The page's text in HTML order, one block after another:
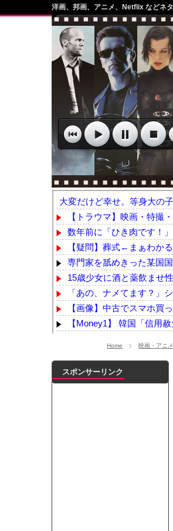
洋画、邦画、アニメ、Netflix などネ
大変だけど幸せ。等身大の子
【トラウマ】映画・特撮
数年前に「ひき肉です！
【疑問】葬式←まぁわか
専門家を舐めきった某国
15歳少女に酒と薬飲ませ
「あの、ナメてます？」
【画像】中古でスマホ買
【Money1】 韓国「信用
【ｗ】物凄くカワイイ子猫
浦野芽良アナ ピタピタニ
【乃木坂】水谷豊の息子
【TWICE】サナが佐藤健
【速報】石破首相 大敗
メイドの格好してるちょ
ランJ民ワイ、新しいラン
Home 映画・アニ
スポンサーリンク